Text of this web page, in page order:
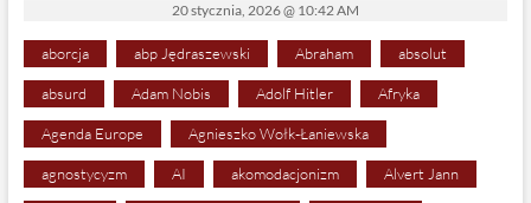
20 stycznia, 2026 @ 10:42 AM
aborcja abp Jędraszewski Abraham absolut
absurd Adam Nobis Adolf Hitler Afryka
Agenda Europe Agnieszko Wołk-Łaniewska
agnostycyzm AI akomodacjonizm Alvert Jann